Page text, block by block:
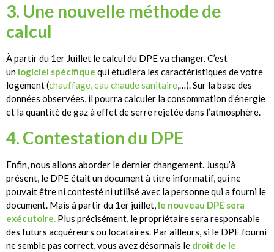
3. Une nouvelle méthode de
calcul
À partir du 1er Juillet le calcul du DPE va changer. C’est
un logiciel spécifique qui étudiera les caractéristiques de votre
logement (chauffage,eau chaude sanitaire,…). Sur la base des
données observées, il pourra calculer la consommation d’énergie
et la quantité de gaz à effet de serre rejetée dans l’atmosphère.
4. Contestation du DPE
Enfin, nous allons aborder le dernier changement. Jusqu’à
présent, le DPE était un document à titre informatif, qui ne
pouvait être ni contesté ni utilisé avec la personne qui a fourni le
document. Mais à partir du 1er juillet, le nouveau DPE sera
exécutoire. Plus précisément, le propriétaire sera responsable
des futurs acquéreurs ou locataires. Par ailleurs, si le DPE fourni
ne semble pas correct, vous avez désormais le droit de le